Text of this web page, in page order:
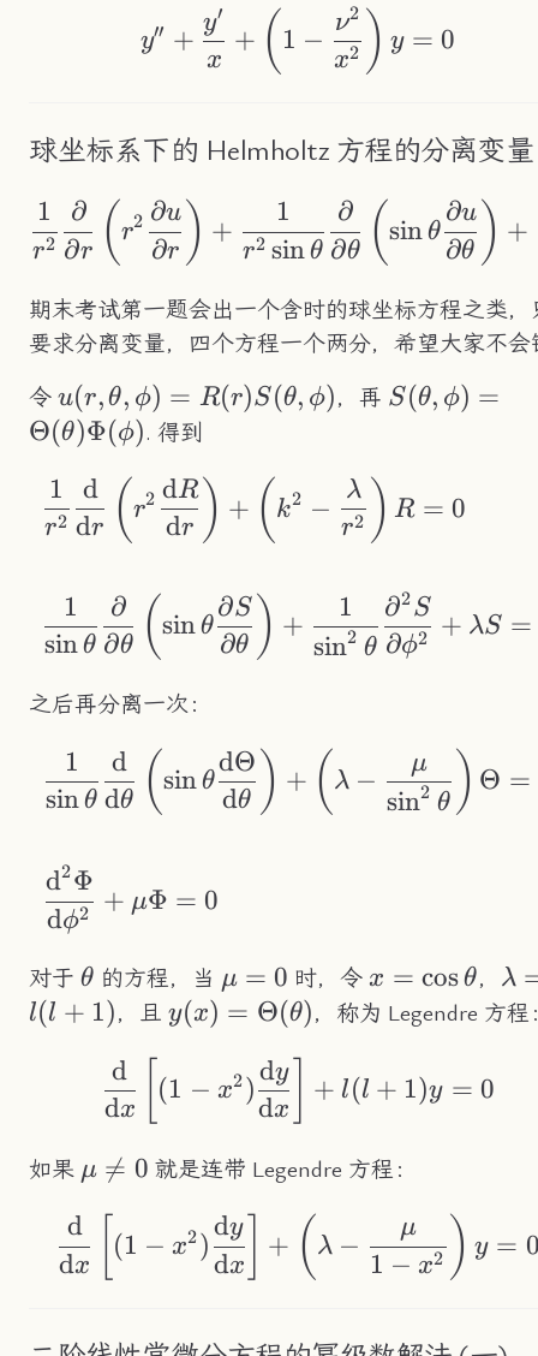
y′′ +
x
y′
+ ( 1 −
x2
ν2 ) y = 0
球坐标系下的 Helmholtz 方程的分离变量
r2
1
∂r
∂ ( r2
∂r
∂u ) +
r2 sin θ
1
∂θ
∂ ( sinθ
∂θ
∂u ) +
期末考试第一题会出一个含时的球坐标方程之类，
要求分离变量，四个方程一个两分，希望大家不会
令 u(r,\theta,\phi)=R(r)S(\theta,\phi)
u(r, θ, ϕ) = R(r)S(θ, ϕ)，再 S(θ, ϕ) =
Θ(θ)Φ(ϕ). 得到
\begin{aligned}
r2
1
dr
d ( r2
dr
dR ) + ( k2 −
r2
λ ) R = 0
sinθ
1
∂θ
∂ ( sinθ
∂θ
∂S ) +
sin2 θ
1
∂ϕ2
∂2S
+ λS =
之后再分离一次：
sinθ
1
dθ
d ( sinθ
dθ
dΘ ) + ( λ −
sin2 θ
μ ) Θ =
dϕ2
d2Φ
+ μΦ = 0
对于 \theta
θ 的方程，当 \mu=0
μ = 0 时，令x=\cos\theta
x = cosθ， λ
l(l + 1)，且y(x)=\Theta(\theta)
y(x) = Θ(θ)，称为 Legendre 方程
dx
d
(1 − x2)
dx
dy
+ l(l + 1)y = 0
如果 \mu\neq0
μ 
= 0 就是连带 Legendre 方程：
dx
d
(1 − x2)
dx
dy
+ ( λ −
1 − x2
μ ) y =